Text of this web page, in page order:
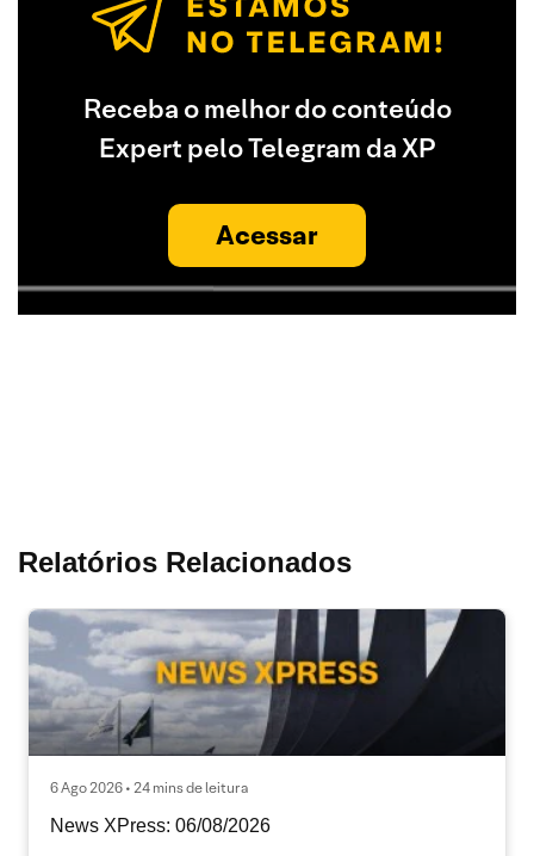
Receba o melhor do conteúdo
Expert pelo Telegram da XP
Acessar
Relatórios Relacionados
6 Ago 2026 • 24 mins de leitura
News XPress: 06/08/2026